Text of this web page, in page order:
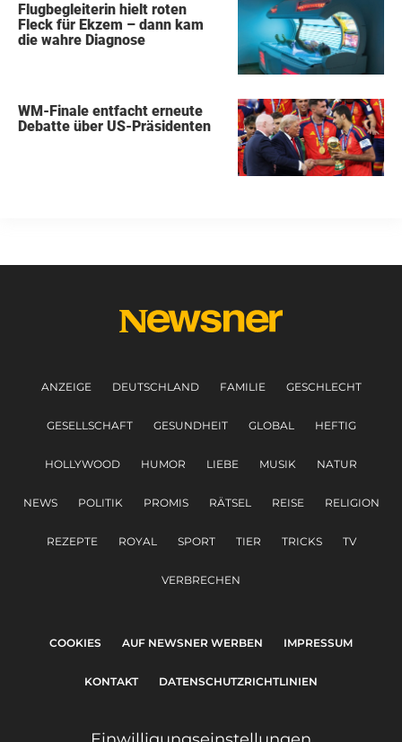
Flugbegleiterin hielt roten
Fleck für Ekzem – dann kam
die wahre Diagnose
WM-Finale entfacht erneute
Debatte über US-Präsidenten
ANZEIGE DEUTSCHLAND FAMILIE GESCHLECHT
GESELLSCHAFT GESUNDHEIT GLOBAL HEFTIG
HOLLYWOOD HUMOR LIEBE MUSIK NATUR
NEWS POLITIK PROMIS RÄTSEL REISE RELIGION
REZEPTE ROYAL SPORT TIER TRICKS TV
VERBRECHEN
COOKIES AUF NEWSNER WERBEN IMPRESSUM
KONTAKT DATENSCHUTZRICHTLINIEN